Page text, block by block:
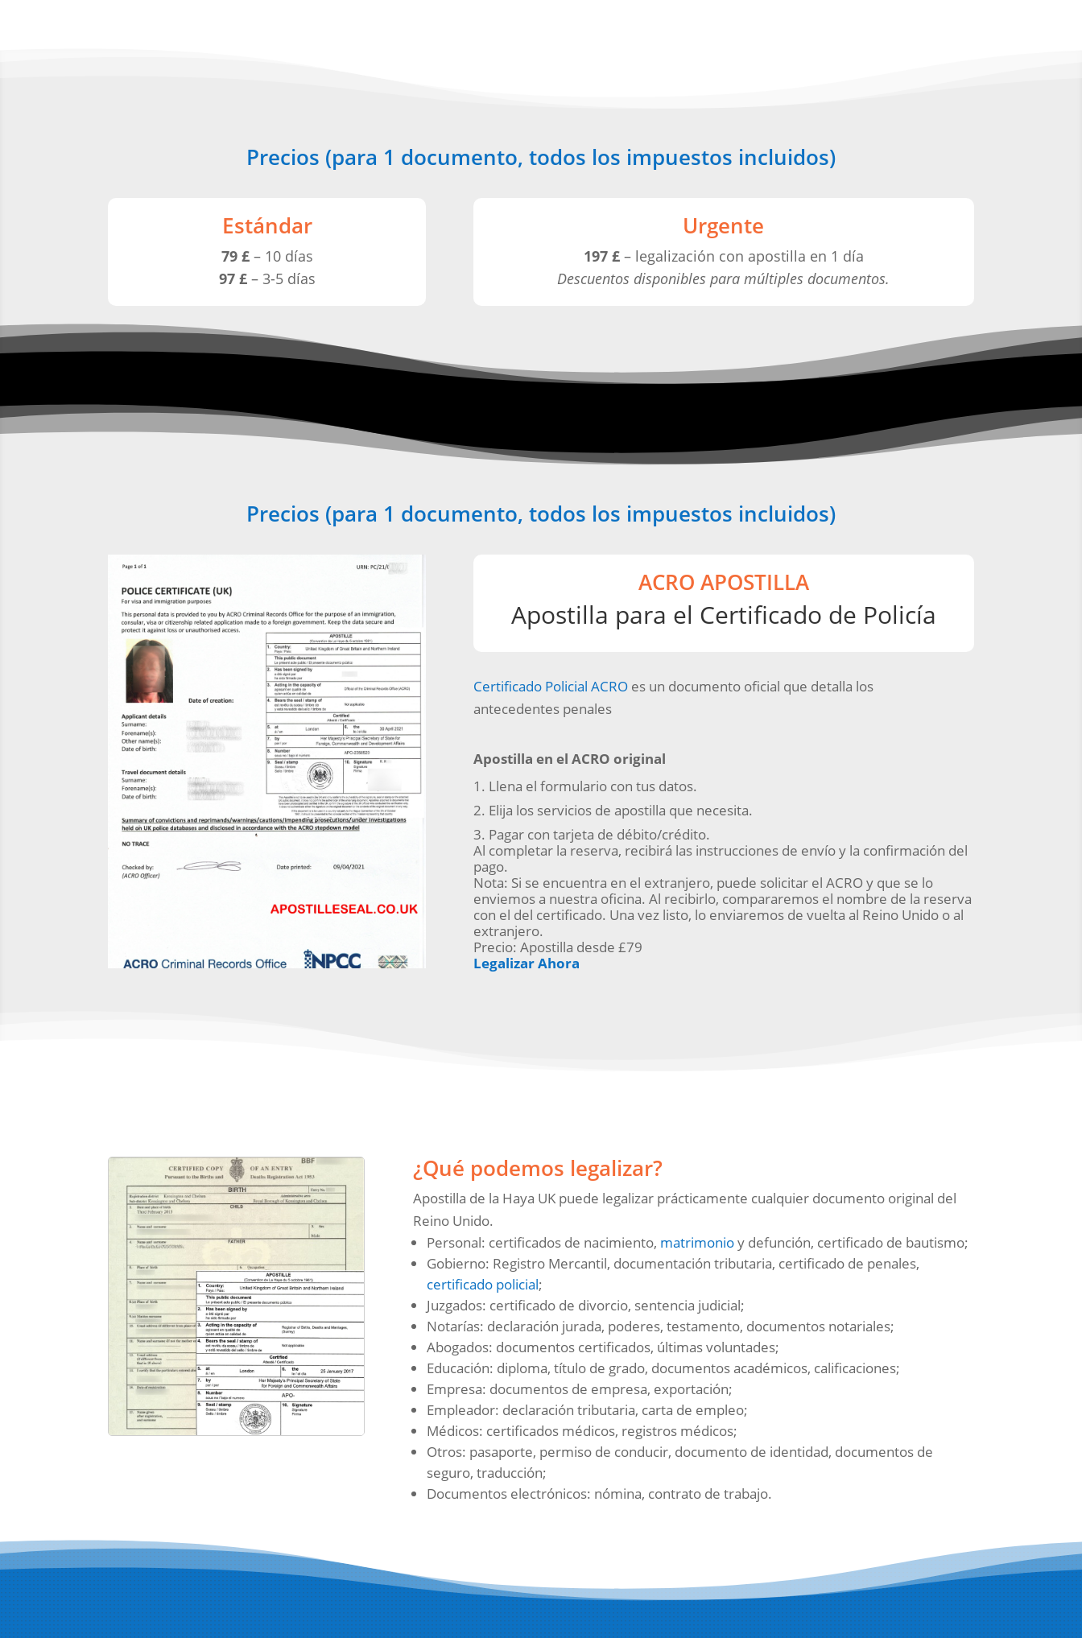
Precios (para 1 documento, todos los impuestos incluidos)
Estándar
79 £– 10 días
97 £– 3-5 días
Urgente
197 £– legalización con apostilla en 1 día
Descuentos disponibles para múltiples documentos.
Precios (para 1 documento, todos los impuestos incluidos)
ACRO APOSTILLA
Apostilla para el Certificado de Policía
Certificado Policial ACRO es un documento oficial que detalla los
antecedentes penales
Apostilla en el ACRO original
Llena el formulario con tus datos.
Elija los servicios de apostilla que necesita.
Pagar con tarjeta de débito/crédito.
Al completar la reserva, recibirá las instrucciones de envío y la confirmación del
pago.
Nota: Si se encuentra en el extranjero, puede solicitar el ACRO y que se lo
enviemos a nuestra oficina. Al recibirlo, compararemos el nombre de la reserva
con el del certificado. Una vez listo, lo enviaremos de vuelta al Reino Unido o al
extranjero.
Precio: Apostilla desde £79
Legalizar Ahora
¿Qué podemos legalizar?
Apostilla de la Haya UK puede legalizar prácticamente cualquier documento original del
Reino Unido.
Personal: certificados de nacimiento, matrimonioy defunción, certificado de bautismo;
Gobierno: Registro Mercantil, documentación tributaria, certificado de penales,
certificado policial;
Juzgados: certificado de divorcio, sentencia judicial;
Notarías: declaración jurada, poderes, testamento, documentos notariales;
Abogados: documentos certificados, últimas voluntades;
Educación: diploma, título de grado, documentos académicos, calificaciones;
Empresa: documentos de empresa, exportación;
Empleador: declaración tributaria, carta de empleo;
Médicos: certificados médicos, registros médicos;
Otros: pasaporte, permiso de conducir, documento de identidad, documentos de
seguro, traducción;
Documentos electrónicos: nómina, contrato de trabajo.